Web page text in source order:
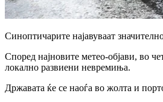
Синоптичарите најавуваат
Според најновите метео-објави, во
локално развиени невремиња.
Државата ќе се наоѓа во жолта и